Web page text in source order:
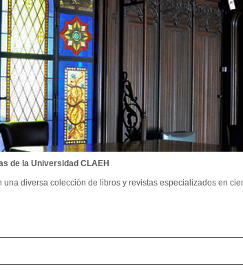
de la Universidad CLAEH
una diversa colección de libros y revistas especializados en